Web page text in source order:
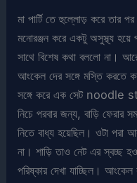
মা পার্টি তে হুল্লোড় করে তার
মনোরঞ্জন করে একটু অসুস্থ্য
সাথে বিশেষ কথা বললো না।
আংকেল দের সঙ্গে মস্তি করতে
সঙ্গে করে এক সেট noodle
নিচে পরবার জন্য, বাড়ি ফেরার
নিতে বাধ্য হয়েছিল। ওটা পরা
না। শাড়ি তাও নেট এর স্বচ্ছ
পরিষ্কার দেখা যাচ্ছিল।